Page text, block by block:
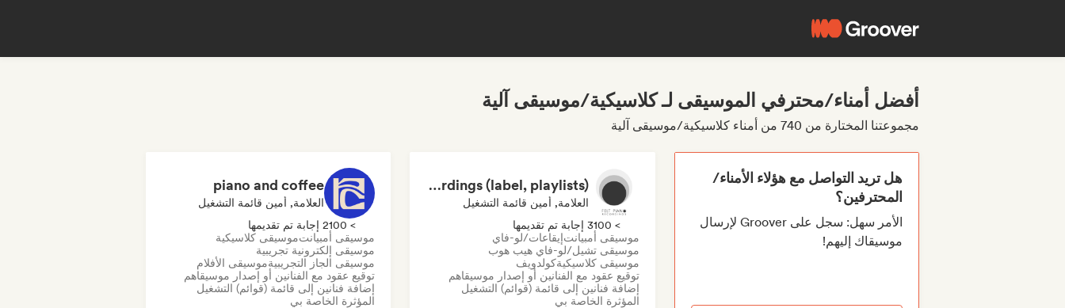
أفضل أمناء/محترفي الموسيقى لـ كلاسيكية/موسيقى آلية
مجموعتنا المختارة من 740 من أمناء كلاسيكية/موسيقى آلية
هل تريد التواصل مع هؤلاء الأمناء/
المحترفين؟
الأمر سهل: سجل على Groover لإرسال
موسيقاك إليهم!
Felt Piano Recordings (label, playlists)
العلامة, أمين قائمة التشغيل
> 3100 إجابة تم تقديمها
موسيقى أمبيانتإيقاعات/لو-فاي
موسيقى تشيل/لو-فاي هيب هوب
موسيقى كلاسيكيةكولدويف
توقيع عقود مع الفنانين أو إصدار موسيقاهم
إضافة فنانين إلى قائمة (قوائم) التشغيل
المؤثرة الخاصة بي
piano and coffee
العلامة, أمين قائمة التشغيل
> 2100 إجابة تم تقديمها
موسيقى أمبيانتموسيقى كلاسيكية
موسيقى إلكترونية تجريبية
موسيقى الجاز التجريبيةموسيقى الأفلام
توقيع عقود مع الفنانين أو إصدار موسيقاهم
إضافة فنانين إلى قائمة (قوائم) التشغيل
المؤثرة الخاصة بي